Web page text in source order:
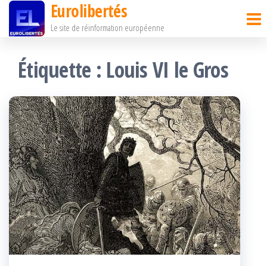
Passer
contenu
Eurolibertés
Le site de réinformation européenne
Étiquette : Louis VI le Gros